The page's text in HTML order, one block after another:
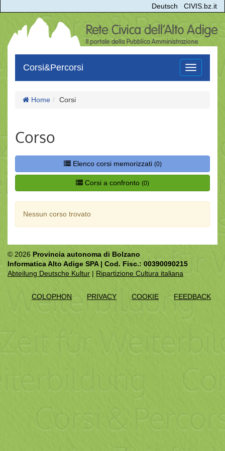
Deutsch CIVIS.bz.it
Toggle
navigation
Corsi&Percorsi
Home Corsi
Corso
Elenco corsi memorizzati (0)
Corsi a confronto (0)
Nessun corso trovato
© 2026 Provincia autonoma di Bolzano
Informatica Alto Adige SPA | Cod. Fisc.: 00390090215
Abteilung Deutsche Kultur | Ripartizione Cultura italiana
COLOPHON PRIVACY COOKIE FEEDBACK